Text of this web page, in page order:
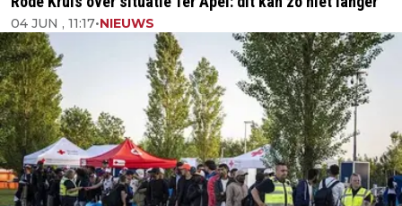
04 JUN , 11:17•NIEUWS